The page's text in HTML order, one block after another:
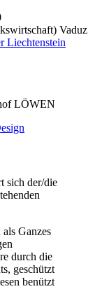
Vaduz
Liechtenstein
LÖWEN
sich der/die
Ganzes
durch die
geschützt
benützt